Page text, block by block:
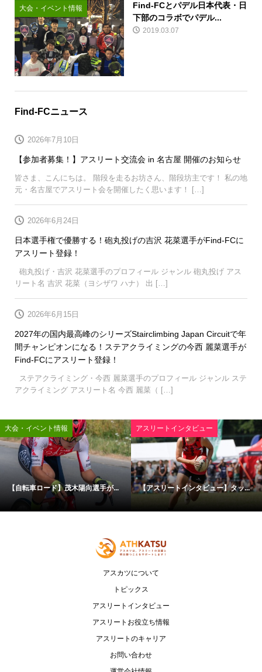
大会・イベント情報
Find-FCとパデル日本代表・日
下部のコラボでパデル...
2019.03.07
Find-FCニュース
【参加者募集！】アスリート交流会 in 名古屋 開催のお知らせ
2026年7月10日
皆さま、こんにちは。 階段を走るお坊さん、階段坊主です！ 私の地
元・名古屋でアスリート会を開催したく思います！ […]
日本選手権で優勝する！砲丸投げの吉沢 花菜選手がFind-FCに
アスリート登録！
2026年6月24日
砲丸投げ・吉沢 花菜選手のプロフィール ジャンル 砲丸投げ アス
リート名 吉沢 花菜（ヨシザワ ハナ） 出 […]
2027年の国内最高峰のシリーズStairclimbing Japan Circuitで年
間チャンピオンになる！ステアクライミングの今西 麗菜選手が
Find-FCにアスリート登録！
2026年6月15日
ステアクライミング・今西 麗菜選手のプロフィール ジャンル ステ
アクライミング アスリート名 今西 麗菜（ […]
大会・イベント情報
【自転車ロード】茂木陽向選手が...
アスリートインタビュー
【アスリートインタビュー】タッ...
アスカツについて
トピックス
アスリートインタビュー
アスリートお役立ち情報
アスリートのキャリア
お問い合わせ